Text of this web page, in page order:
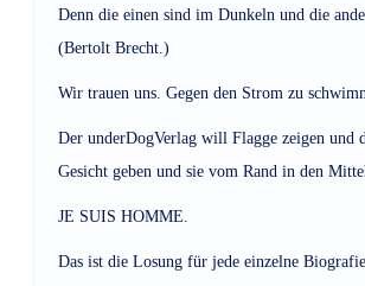
Denn die einen sind im Dunkeln und die
(Bertolt Brecht.)
Wir trauen uns. Gegen den Strom zu
Der underDogVerlag will Flagge zeigen und
Gesicht geben und sie vom Rand in den
JE SUIS HOMME.
Das ist die Losung für jede einzelne